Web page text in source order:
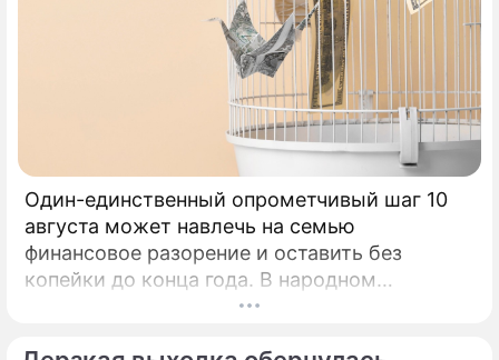
Один-единственный опрометчивый шаг 10
августа может навлечь на семью
финансовое разорение и оставить без
копейки до конца года. В народном
календаре 10 августа 2026 года — дата с